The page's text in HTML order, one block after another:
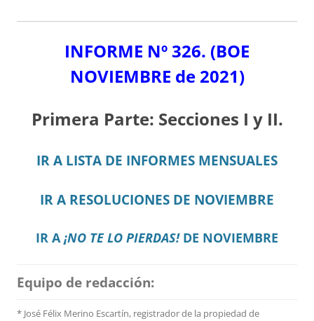
INFORME Nº 326. (BOE
NOVIEMBRE de 2021)
Primera Parte: Secciones I y II.
IR A LISTA DE INFORMES MENSUALES
IR A RESOLUCIONES DE NOVIEMBRE
IR A¡NO TE LO PIERDAS!DE NOVIEMBRE
Equipo de redacción:
* José Félix Merino Escartín, registrador de la propiedad de